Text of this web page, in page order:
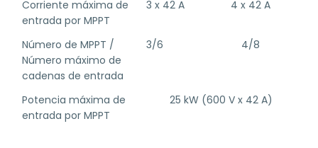
Corriente máxima de
entrada por MPPT
3 x 42 A 4 x 42 A
Número de MPPT /
Número máximo de
cadenas de entrada
3/6 4/8
Potencia máxima de
entrada por MPPT
25 kW (600 V x 42 A)